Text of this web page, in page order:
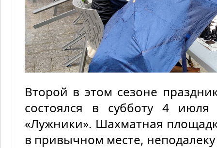
Второй в этом сезоне
состоялся в субботу 4
«Лужники». Шахматная
в привычном месте,